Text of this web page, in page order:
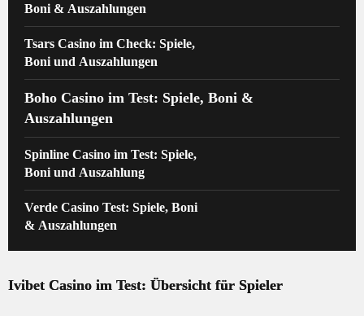
Boni & Auszahlungen
Tsars Casino im Check: Spiele,
Boni und Auszahlungen
Boho Casino im Test: Spiele, Boni &
Auszahlungen
Spinline Casino im Test: Spiele,
Boni und Auszahlung
Verde Casino Test: Spiele, Boni
& Auszahlungen
Ivibet Casino im Test: Übersicht für Spieler